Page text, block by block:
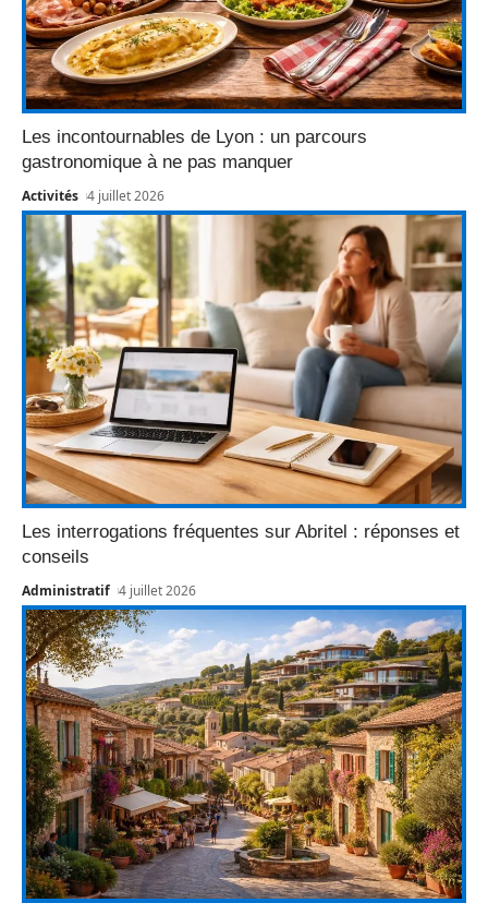
Les incontournables de Lyon : un parcours
gastronomique à ne pas manquer
Activités 4 juillet 2026
Les interrogations fréquentes sur Abritel : réponses et
conseils
Administratif 4 juillet 2026